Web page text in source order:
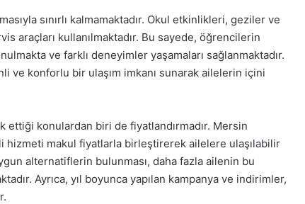
sınırlı kalmamaktadır. Okul etkinlikleri, geziler ve
araçları kullanılmaktadır. Bu sayede, öğrencilerin
ve farklı deneyimler yaşamaları sağlanmaktadır.
ve konforlu bir ulaşım imkanı sunarak ailelerin içini
konulardan biri de fiyatlandırmadır. Mersin
hizmeti makul fiyatlarla birleştirerek ailelere ulaşılabilir
alternatiflerin bulunması, daha fazla ailenin bu
Ayrıca, yıl boyunca yapılan kampanya ve indirimler,